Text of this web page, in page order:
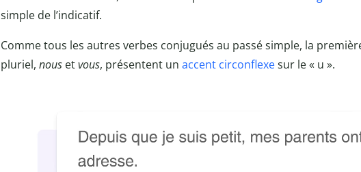
simple de l’indicatif.
Comme tous les autres verbes conjugués au passé simple, la
pluriel, nous etvous, présentent un accent circonflexesur le « u ».